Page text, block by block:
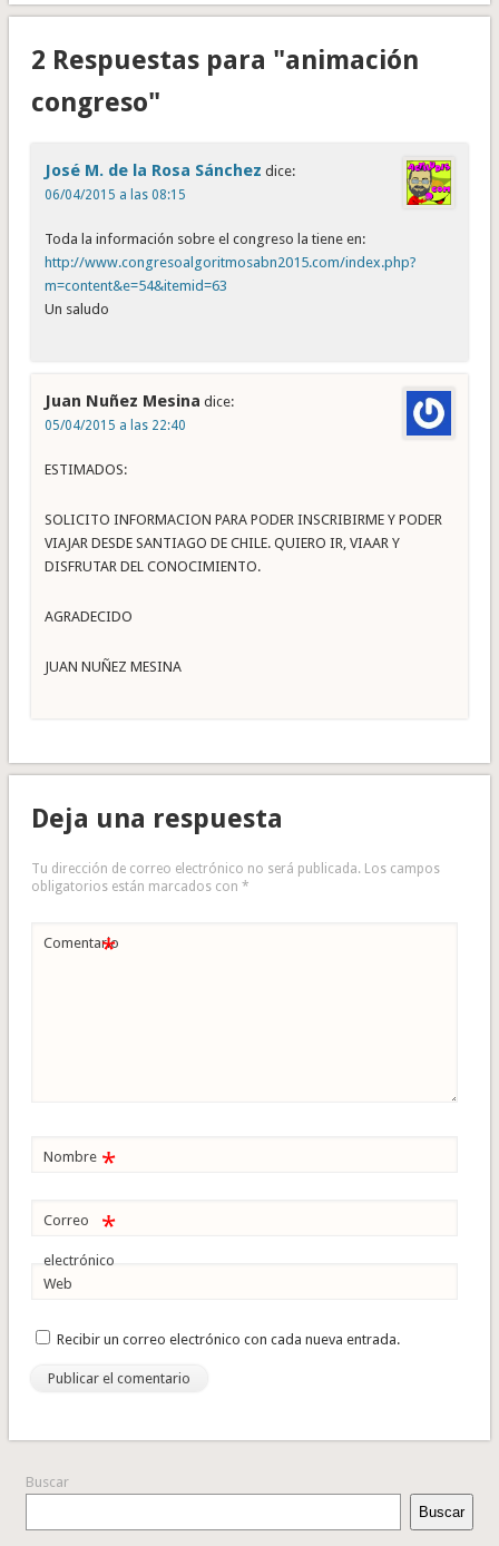
2 Respuestas para "animación
congreso"
José M. de la Rosa Sánchez dice:
06/04/2015 a las 08:15
Toda la información sobre el congreso la tiene en:
http://www.congresoalgoritmosabn2015.com/index.php?
m=content&e=54&itemid=63
Un saludo
Juan Nuñez Mesina dice:
05/04/2015 a las 22:40
ESTIMADOS:
SOLICITO INFORMACION PARA PODER INSCRIBIRME Y PODER
VIAJAR DESDE SANTIAGO DE CHILE. QUIERO IR, VIAAR Y
DISFRUTAR DEL CONOCIMIENTO.
AGRADECIDO
JUAN NUÑEZ MESINA
Deja una respuesta
Tu dirección de correo electrónico no será publicada. Los campos
obligatorios están marcados con *
Comentario
*
Nombre *
Correo
electrónico
*
Web
Recibir un correo electrónico con cada nueva entrada.
Buscar
Buscar